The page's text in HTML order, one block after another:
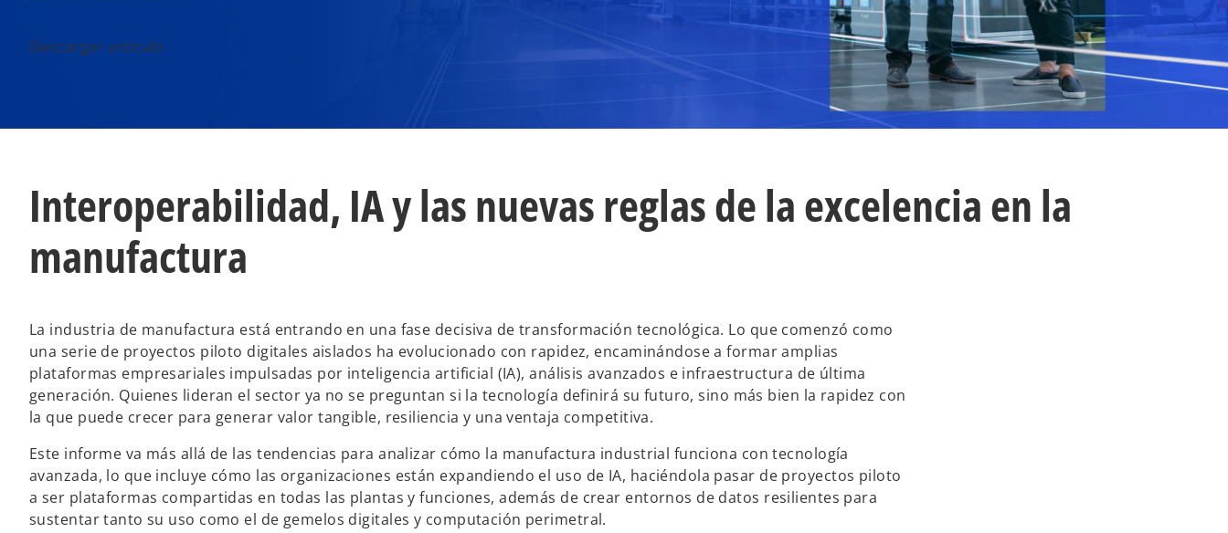
Descargar artículo
Interoperabilidad, IA y las nuevas reglas de la excelencia en la
manufactura
La industria de manufactura está entrando en una fase decisiva de transformación tecnológica. Lo que comenzó como
una serie de proyectos piloto digitales aislados ha evolucionado con rapidez, encaminándose a formar amplias
plataformas empresariales impulsadas por inteligencia artificial (IA), análisis avanzados e infraestructura de última
generación. Quienes lideran el sector ya no se preguntan si la tecnología definirá su futuro, sino más bien la rapidez con
la que puede crecer para generar valor tangible, resiliencia y una ventaja competitiva.
Este informe va más allá de las tendencias para analizar cómo la manufactura industrial funciona con tecnología
avanzada, lo que incluye cómo las organizaciones están expandiendo el uso de IA, haciéndola pasar de proyectos piloto
a ser plataformas compartidas en todas las plantas y funciones, además de crear entornos de datos resilientes para
sustentar tanto su uso como el de gemelos digitales y computación perimetral.